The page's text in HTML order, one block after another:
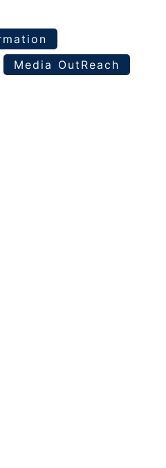
Media OutReach